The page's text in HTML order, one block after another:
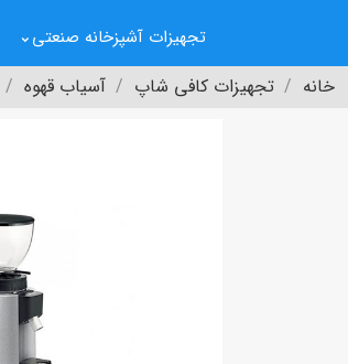
تجهیزات آشپزخانه صنعتی
خانه تجهیزات کافی شاپ آسیاب قهوه